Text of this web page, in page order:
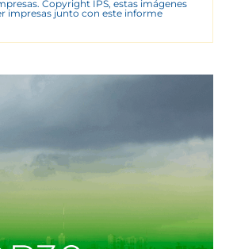
Copyright IPS, estas imágenes
impresas junto con este informe